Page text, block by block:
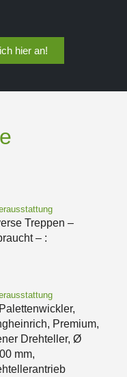
hier an!
Treppen –
– :
Premium,
Drehteller, Ø
mm,